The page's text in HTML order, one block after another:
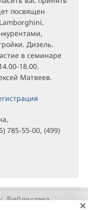
посвящен
Дизель.
в семинаре
18.00.
Матвеев.
785-55-00, (499)
Библиотека
×